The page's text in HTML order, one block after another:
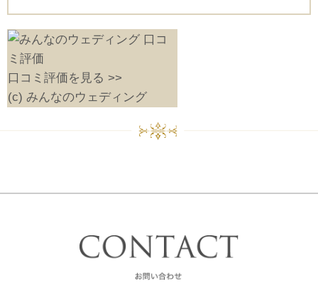
口コミ評価を見る >>
(c) みんなのウェディング